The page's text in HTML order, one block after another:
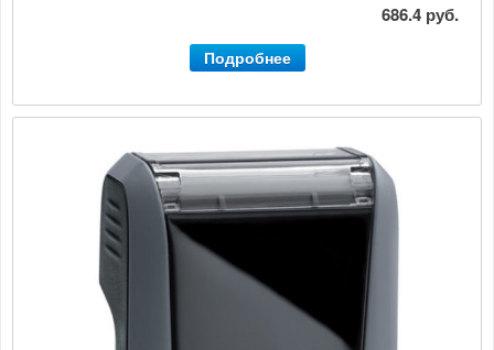
686.4 руб.
Подробнее